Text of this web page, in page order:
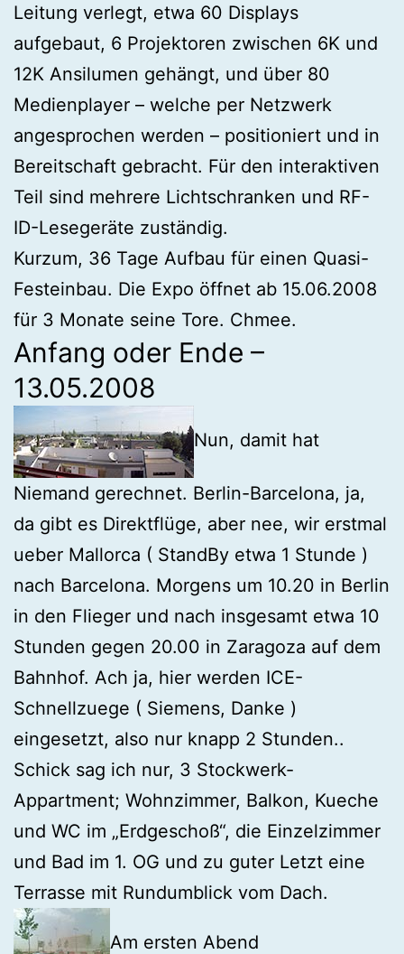
Leitung verlegt, etwa 60 Displays
aufgebaut, 6 Projektoren zwischen 6K und
12K Ansilumen gehängt, und über 80
Medienplayer – welche per Netzwerk
angesprochen werden – positioniert und in
Bereitschaft gebracht. Für den interaktiven
Teil sind mehrere Lichtschranken und RF-
ID-Lesegeräte zuständig.
Kurzum, 36 Tage Aufbau für einen Quasi-
Festeinbau. Die Expo öffnet ab 15.06.2008
für 3 Monate seine Tore. Chmee.
Anfang oder Ende –
13.05.2008
Nun, damit hat
Niemand gerechnet. Berlin-Barcelona, ja,
da gibt es Direktflüge, aber nee, wir erstmal
ueber Mallorca ( StandBy etwa 1 Stunde )
nach Barcelona. Morgens um 10.20 in Berlin
in den Flieger und nach insgesamt etwa 10
Stunden gegen 20.00 in Zaragoza auf dem
Bahnhof. Ach ja, hier werden ICE-
Schnellzuege ( Siemens, Danke )
eingesetzt, also nur knapp 2 Stunden..
Schick sag ich nur, 3 Stockwerk-
Appartment; Wohnzimmer, Balkon, Kueche
und WC im „Erdgeschoß“, die Einzelzimmer
und Bad im 1. OG und zu guter Letzt eine
Terrasse mit Rundumblick vom Dach.
Am ersten Abend